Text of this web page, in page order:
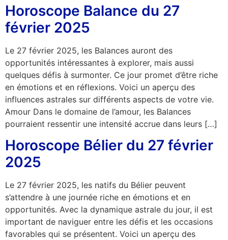
Horoscope Balance du 27
février 2025
Le 27 février 2025, les Balances auront des
opportunités intéressantes à explorer, mais aussi
quelques défis à surmonter. Ce jour promet d’être riche
en émotions et en réflexions. Voici un aperçu des
influences astrales sur différents aspects de votre vie.
Amour Dans le domaine de l’amour, les Balances
pourraient ressentir une intensité accrue dans leurs […]
Horoscope Bélier du 27 février
2025
Le 27 février 2025, les natifs du Bélier peuvent
s’attendre à une journée riche en émotions et en
opportunités. Avec la dynamique astrale du jour, il est
important de naviguer entre les défis et les occasions
favorables qui se présentent. Voici un aperçu des